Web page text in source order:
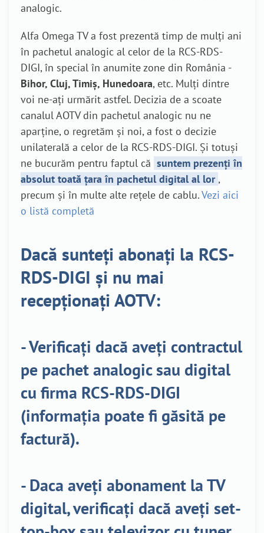
analogic.
Alfa Omega TV a fost prezentă timp de mulți ani
în pachetul analogic al celor de la RCS-RDS-
DIGI, în special în anumite zone din România -
Bihor, Cluj, Timiș, Hunedoara, etc. Mulți dintre
voi ne-ați urmărit astfel. Decizia de a scoate
canalul AOTV din pachetul analogic nu ne
aparține, o regretăm și noi, a fost o decizie
unilaterală a celor de la RCS-RDS-DIGI. Și totuși
ne bucurăm pentru faptul că suntem prezenți în
absolut toată țara în pachetul digital al lor ,
precum și în multe alte rețele de cablu.Vezi aici
o listă completă
Dacă sunteți abonați la RCS-
RDS-DIGI și nu mai
recepționați AOTV:
- Verificați dacă aveți contractul
pe pachet analogic sau digital
cu firma RCS-RDS-DIGI
(informația poate fi găsită pe
factură).
- Daca aveți abonament la TV
digital, verificați dacă aveți set-